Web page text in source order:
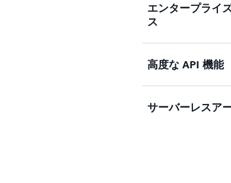
エンタープライ
ス
Quick Sight は、
とインサイトを数
高度な API 機能
ダッシュボード、
サーバーレスア